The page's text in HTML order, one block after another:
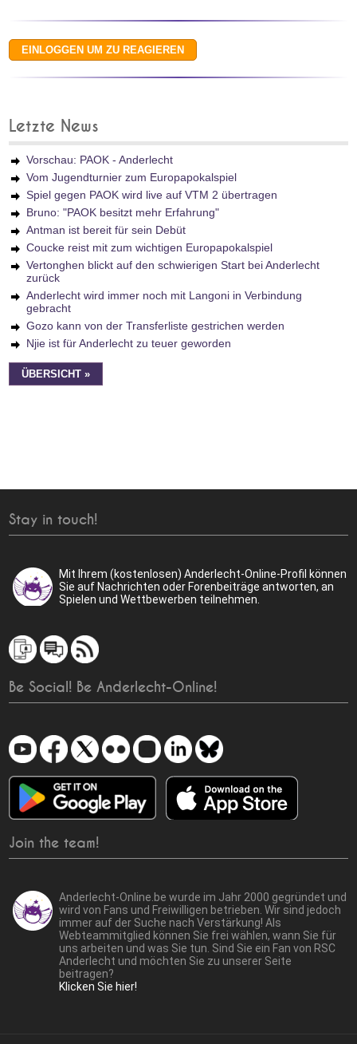
Letzte News
Vorschau: PAOK - Anderlecht
Vom Jugendturnier zum Europapokalspiel
Spiel gegen PAOK wird live auf VTM 2 übertragen
Bruno: "PAOK besitzt mehr Erfahrung"
Antman ist bereit für sein Debüt
Coucke reist mit zum wichtigen Europapokalspiel
Vertonghen blickt auf den schwierigen Start bei Anderlecht
zurück
Anderlecht wird immer noch mit Langoni in Verbindung
gebracht
Gozo kann von der Transferliste gestrichen werden
Njie ist für Anderlecht zu teuer geworden
ÜBERSICHT »
Stay in touch!
Mit Ihrem (kostenlosen) Anderlecht-Online-Profil können
Sie auf Nachrichten oder Forenbeiträge antworten, an
Spielen und Wettbewerben teilnehmen.
Be Social! Be Anderlecht-Online!
Join the team!
Anderlecht-Online.be wurde im Jahr 2000 gegründet und
wird von Fans und Freiwilligen betrieben. Wir sind jedoch
immer auf der Suche nach Verstärkung! Als
Webteammitglied können Sie frei wählen, wann Sie für
uns arbeiten und was Sie tun. Sind Sie ein Fan von RSC
Anderlecht und möchten Sie zu unserer Seite
beitragen?
Klicken Sie hier!